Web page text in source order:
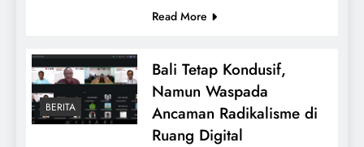
Read More
BERITA
Bali Tetap Kondusif,
Namun Waspada
Ancaman Radikalisme di
Ruang Digital